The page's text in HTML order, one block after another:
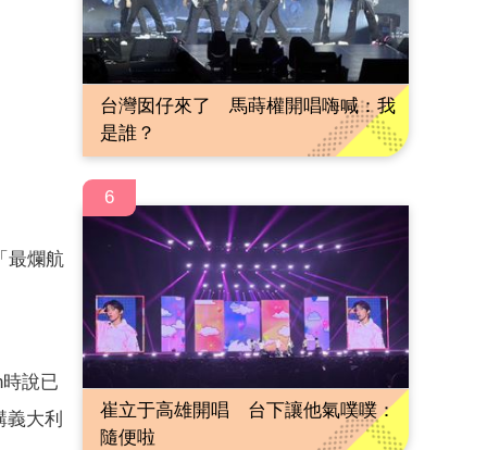
最爛航
說已
大利
台灣囡仔來了 馬蒔權開唱嗨喊：我
是誰？
6
崔立于高雄開唱 台下讓他氣噗噗：
隨便啦